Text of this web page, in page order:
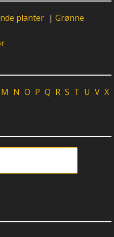
planter | Grønne
M N O P Q R S T U V X